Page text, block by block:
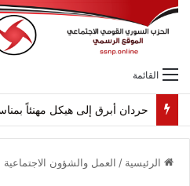
القائمة
حردان أبرق إلى هيكل مهنئاً
الرئيسية / العمل والشؤون الاجتماعية